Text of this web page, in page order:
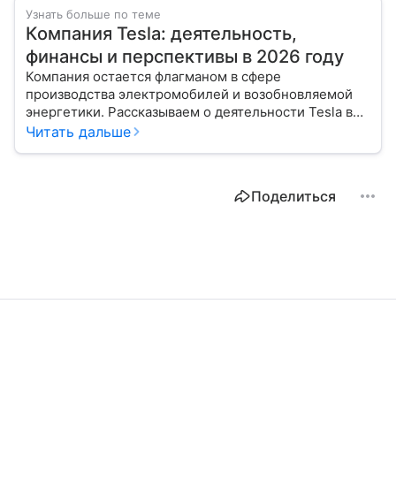
Узнать больше по теме
Компания Tesla: деятельность,
финансы и перспективы в 2026 году
Компания остается флагманом в сфере
производства электромобилей и возобновляемой
энергетики. Рассказываем о деятельности Tesla в
2026 году.
Читать дальше
Поделиться